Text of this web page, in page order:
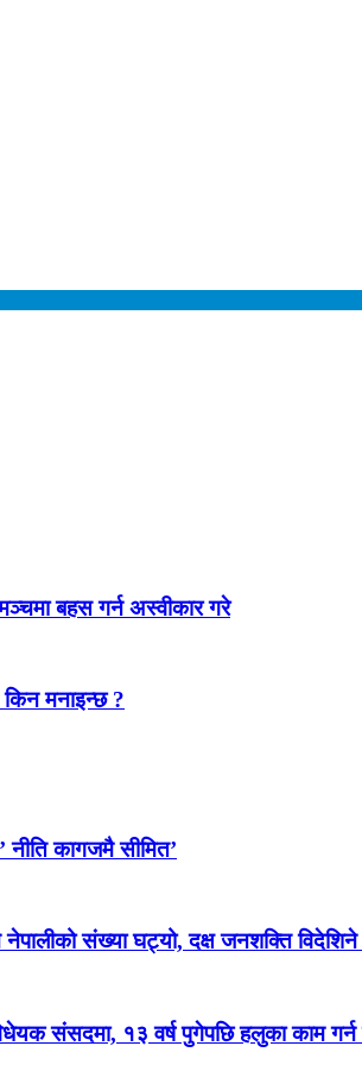
बहस गर्न अस्वीकार गरे
मनाइन्छ ?
नीति कागजमै सीमित’
नेपालीको संख्या घट्यो, दक्ष जनशक्ति
संसदमा, १३ वर्ष पुगेपछि हलुका काम गर्न